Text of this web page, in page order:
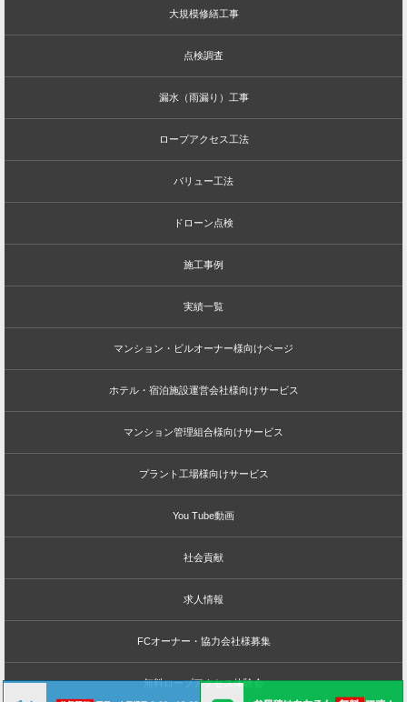
大規模修繕工事
点検調査
漏水（雨漏り）工事
ロープアクセス工法
バリュー工法
ドローン点検
施工事例
実績一覧
マンション・ビルオーナー様向けページ
ホテル・宿泊施設運営会社様向けサービス
マンション管理組合様向けサービス
プラント工場様向けサービス
You Tube動画
社会貢献
求人情報
FCオーナー・協力会社様募集
無料ロープアクセス体験会